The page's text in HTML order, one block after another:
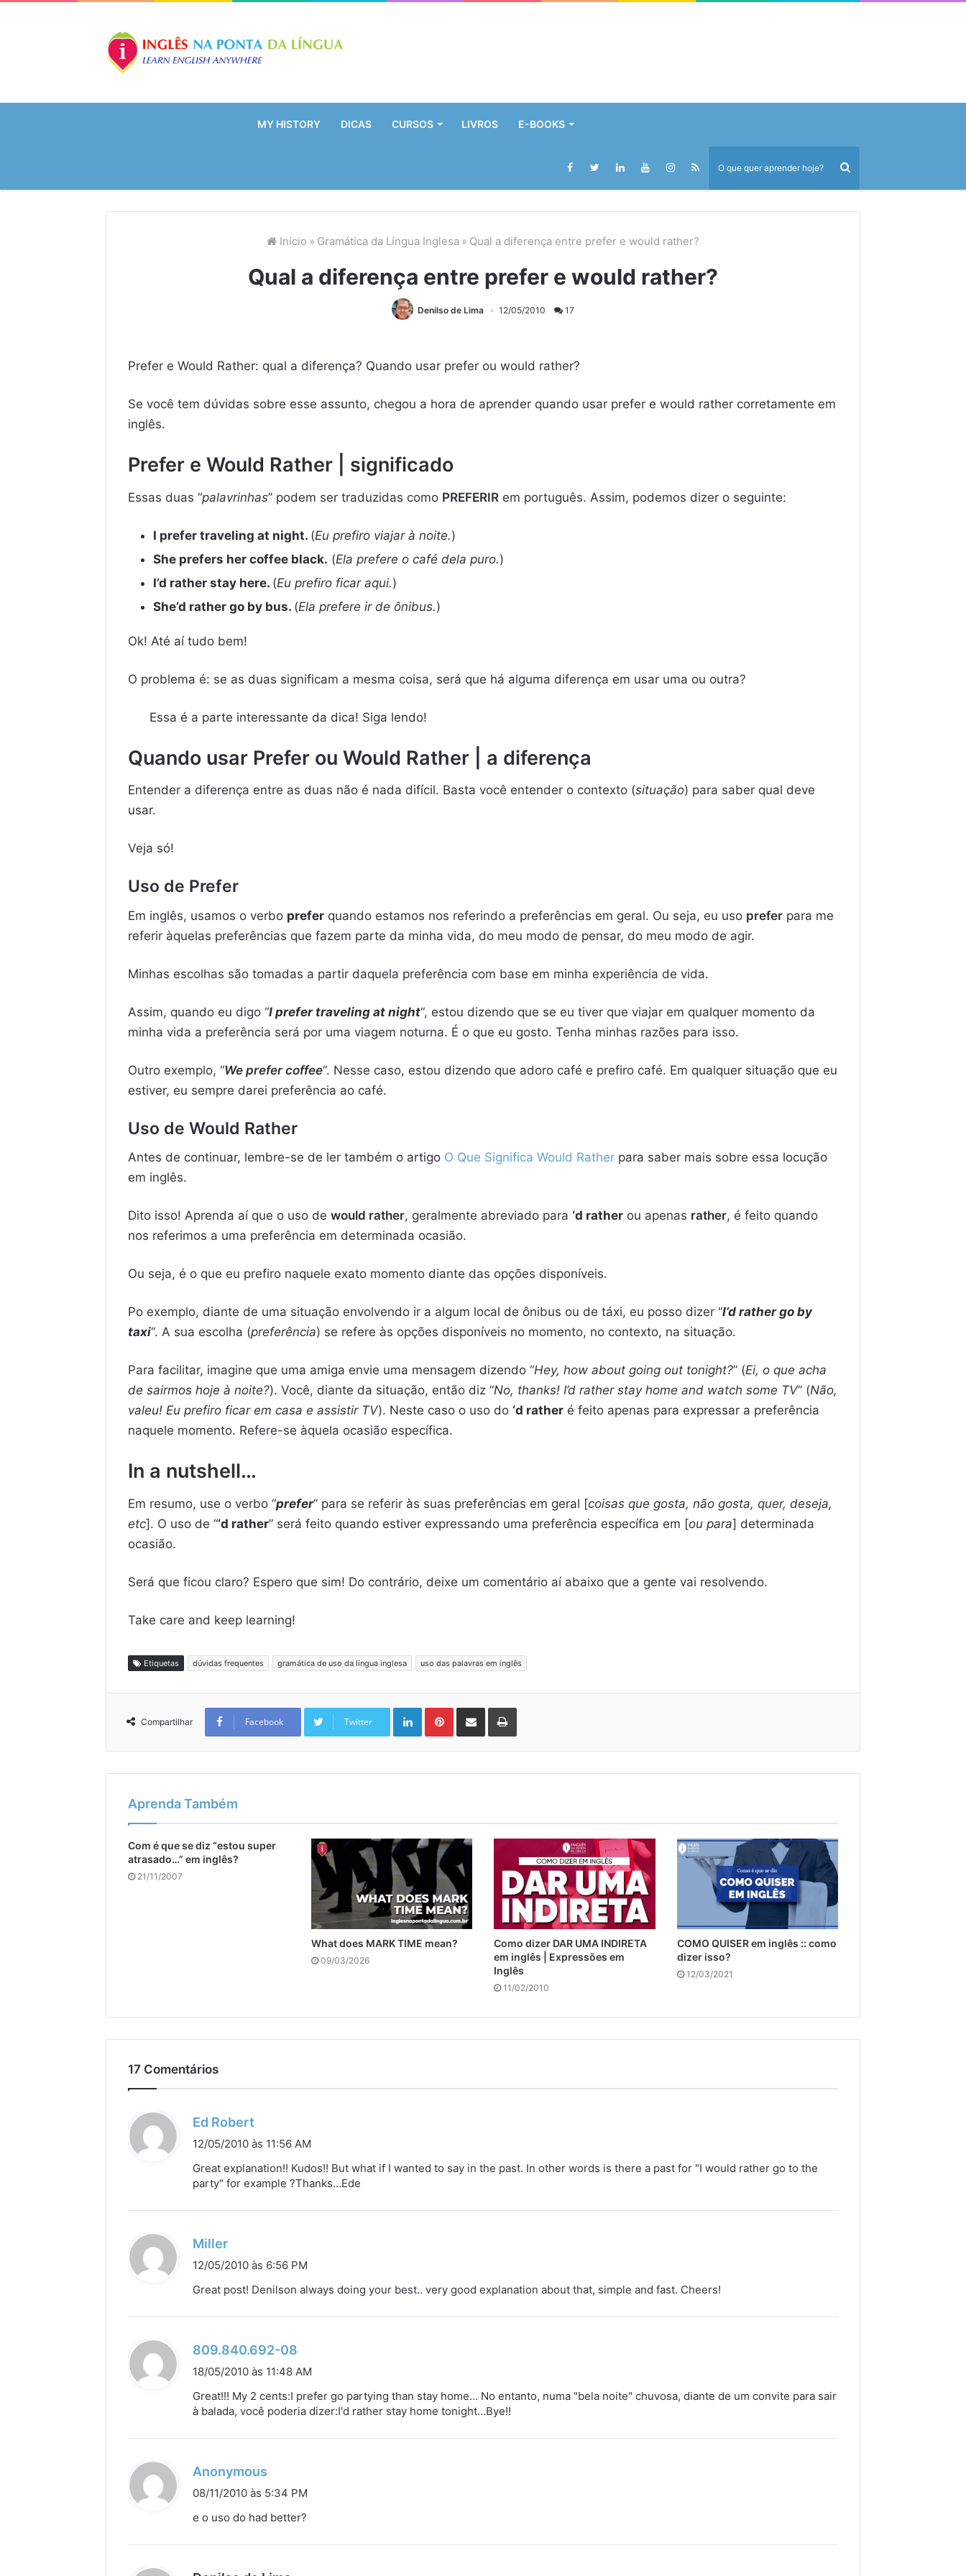
MY HISTORY DICAS CURSOS LIVROS E-BOOKS
Início » Gramática da Língua Inglesa » Qual a diferença entre prefer e would rather?
Qual a diferença entre prefer e would rather?
Denilso de Lima 12/05/2010 17
Prefer e Would Rather: qual a diferença? Quando usar prefer ou would rather?
Se você tem dúvidas sobre esse assunto, chegou a hora de aprender quando usar prefer e would rather corretamente em
inglês.
Prefer e Would Rather | significado
Essas duas “palavrinhas” podem ser traduzidas como PREFERIR em português. Assim, podemos dizer o seguinte:
I prefer traveling at night. (Eu prefiro viajar à noite.)
She prefers her coffee black. (Ela prefere o café dela puro.)
I’d rather stay here. (Eu prefiro ficar aqui.)
She’d rather go by bus. (Ela prefere ir de ônibus.)
Ok! Até aí tudo bem!
O problema é: se as duas significam a mesma coisa, será que há alguma diferença em usar uma ou outra?
Essa é a parte interessante da dica! Siga lendo!
Quando usar Prefer ou Would Rather | a diferença
Entender a diferença entre as duas não é nada difícil. Basta você entender o contexto (situação) para saber qual deve
usar.
Veja só!
Uso de Prefer
Em inglês, usamos o verbo prefer quando estamos nos referindo a preferências em geral. Ou seja, eu uso prefer para me
referir àquelas preferências que fazem parte da minha vida, do meu modo de pensar, do meu modo de agir.
Minhas escolhas são tomadas a partir daquela preferência com base em minha experiência de vida.
Assim, quando eu digo “I prefer traveling at night“, estou dizendo que se eu tiver que viajar em qualquer momento da
minha vida a preferência será por uma viagem noturna. É o que eu gosto. Tenha minhas razões para isso.
Outro exemplo, “We prefer coffee“. Nesse caso, estou dizendo que adoro café e prefiro café. Em qualquer situação que eu
estiver, eu sempre darei preferência ao café.
Uso de Would Rather
Antes de continuar, lembre-se de ler também o artigo O Que Significa Would Rather para saber mais sobre essa locução
em inglês.
Dito isso! Aprenda aí que o uso de would rather, geralmente abreviado para ‘d rather ou apenas rather, é feito quando
nos referimos a uma preferência em determinada ocasião.
Ou seja, é o que eu prefiro naquele exato momento diante das opções disponíveis.
Po exemplo, diante de uma situação envolvendo ir a algum local de ônibus ou de táxi, eu posso dizer “I’d rather go by
taxi“. A sua escolha (preferência) se refere às opções disponíveis no momento, no contexto, na situação.
Para facilitar, imagine que uma amiga envie uma mensagem dizendo “Hey, how about going out tonight?” (Ei, o que acha
de sairmos hoje à noite?). Você, diante da situação, então diz “No, thanks! I’d rather stay home and watch some TV” (Não,
valeu! Eu prefiro ficar em casa e assistir TV). Neste caso o uso do ‘d rather é feito apenas para expressar a preferência
naquele momento. Refere-se àquela ocasião específica.
In a nutshell…
Em resumo, use o verbo “prefer” para se referir às suas preferências em geral [coisas que gosta, não gosta, quer, deseja,
etc]. O uso de “‘d rather” será feito quando estiver expressando uma preferência específica em [ou para] determinada
ocasião.
Será que ficou claro? Espero que sim! Do contrário, deixe um comentário aí abaixo que a gente vai resolvendo.
Take care and keep learning!
Etiquetas dúvidas frequentes gramática de uso da língua inglesa uso das palavras em inglês
Compartilhar Facebook Twitter
LinkedinPinterest
Compartilhar via e-mail Imprimir
Aprenda Também
Com é que se diz “estou super
atrasado…” em inglês?
21/11/2007
What does MARK TIME mean?
09/03/2026
Como dizer DAR UMA INDIRETA
em inglês | Expressões em
Inglês
11/02/2010
COMO QUISER em inglês :: como
dizer isso?
12/03/2021
17 Comentários
Ed Robert
i
s
12/05/2010 às 11:56 AM
Great explanation!! Kudos!! But what if I wanted to say in the past. In other words is there a past for "I would rather go to the
party" for example ?Thanks…Ede
Miller
i
e
12/05/2010 às 6:56 PM
Great post! Denilson always doing your best.. very good explanation about that, simple and fast. Cheers!
809.840.692-08
i
s
18/05/2010 às 11:48 AM
Great!!! My 2 cents:I prefer go partying than stay home… No entanto, numa "bela noite" chuvosa, diante de um convite para sair
à balada, você poderia dizer:I'd rather stay home tonight…Bye!!
Anonymous
i
e
08/11/2010 às 5:34 PM
e o uso do had better?